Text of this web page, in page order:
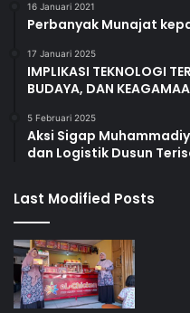
16 Januari 2021
Perbanyak Munajat
17 Januari 2025
IMPLIKASI TEKNOLOGI
BUDAYA, DAN
5 Februari 2025
Aksi Sigap
dan Logistik Dusun
Last Modified Posts